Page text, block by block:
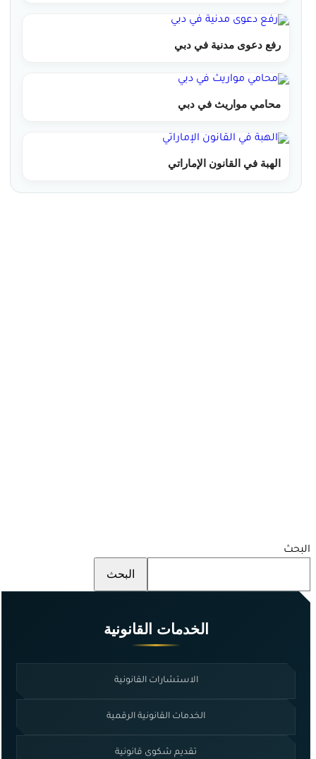
رفع دعوى مدنية في دبي
محامي مواريث في دبي
الهبة في القانون الإماراتي
البحث
البحث
الخدمات القانونية
الاستشارات القانونية
الخدمات القانونية الرقمية
تقديم شكوى قانونية